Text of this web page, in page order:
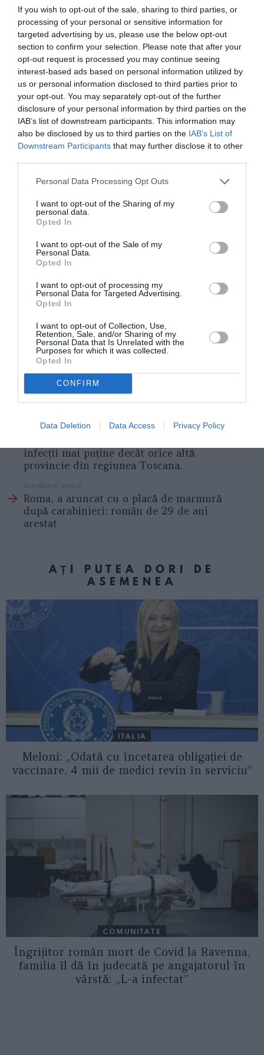
If you wish to opt-out of the sale, sharing to third parties, or
processing of your personal or sensitive information for
targeted advertising by us, please use the below opt-out
section to confirm your selection. Please note that after your
opt-out request is processed you may continue seeing
interest-based ads based on personal information utilized by
us or personal information disclosed to third parties prior to
your opt-out. You may separately opt-out of the further
disclosure of your personal information by third parties on the
IAB’s list of downstream participants. This information may
also be disclosed by us to third parties on the IAB’s List of
Downstream Participants that may further disclose it to other
Personal Data Processing Opt Outs
I want to opt-out of the Sharing of my
personal data.
Opted In
I want to opt-out of the Sale of my
Personal Data.
Opted In
I want to opt-out of processing my
Personal Data for Targeted Advertising.
Opted In
I want to opt-out of Collection, Use,
Retention, Sale, and/or Sharing of my
Personal Data that Is Unrelated with the
Purposes for which it was collected.
Opted In
CONFIRM
Data Deletion Data Access Privacy Policy
confruntăm cu o bombă socială deja declanșată.
Oamenii noștri sunt obosiți și supărați, acum ne
străduim să-i păstrăm. Nu se ceartă, nu cer ajutor, ci
spun hai să muncim dinnou! Avem mare credință,
speranță și tenacitate.”
”Vrem să sărbătorim cei 1600 de ani de la nașterea
Veneției încă din septembrie, cu evenimente care vor
atrage atenția întregii lumi”, a mai spus Brugnaro.
trebuit să facă față unei scăderi a numărului de
turiști din cauza inundațiilor care au afectat grav
orașul în noiembrie. Prin urmare, autoritățile doreau
să perceapă o taxă de intrare în lagună începând iulie,
însă acest proiect a fost amânat cu un an.
Înscrie-te pe pagina noastră de Facebook:GAZETA
ROMÂNEASCĂ
https://ziarulromanesc.at/disperare-la-hallstatt-cel-
mai-pitoresc-sat-din-austria-noi-depindem-in-
proportie-de-95-de-turistii-straini/
CORONAVIRUS ITALIA
Articolul anterior
infecții mai puține decât orice altă
provincie din regiunea Toscana.
Următorul articol
Roma, a aruncat cu o placă de marmură
după carabinieri: român de 29 de ani
arestat
AȚI PUTEA DORI DE
ASEMENEA
ITALIA
Meloni: „Odată cu încetarea obligației de
vaccinare, 4 mii de medici revin în serviciu”
COMUNITATE
Îngrijitor român mort de Covid la Ravenna,
familia îl dă în judecată pe angajatorul în
vârstă: „L-a infectat”